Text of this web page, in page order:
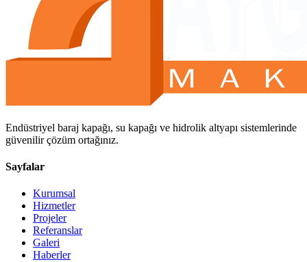
Endüstriyel baraj kapağı, su kapağı ve hidrolik altyapı sistemlerinde
güvenilir çözüm ortağınız.
Sayfalar
Kurumsal
Hizmetler
Projeler
Referanslar
Galeri
Haberler